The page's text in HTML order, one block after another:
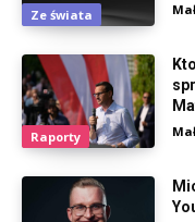
Ze świata
Raporty